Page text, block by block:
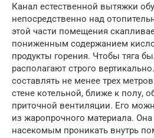
Канал естественной вытяжки
непосредственно над
этой части помещения
пониженным содержанием
продукты горения. Чтобы тяга
располагают строго
составлять не менее трех
стене котельной, ближе к полу,
приточной вентиляции. Его
из жаропрочного материала.
насекомым проникать внутрь